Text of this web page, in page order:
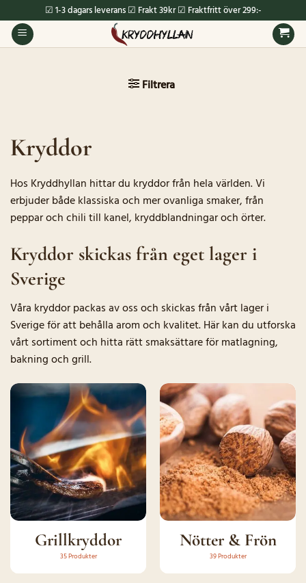
to
content
☑ 1-3 dagars leverans ☑ Frakt 39kr ☑ Fraktfritt över 299:-
Filtrera
Kryddor
Hos Kryddhyllan hittar du kryddor från hela världen. Vi
erbjuder både klassiska och mer ovanliga smaker, från
peppar och chili till kanel, kryddblandningar och örter.
Kryddor skickas från eget lager i
Sverige
Våra kryddor packas av oss och skickas från vårt lager i
Sverige för att behålla arom och kvalitet. Här kan du utforska
vårt sortiment och hitta rätt smaksättare för matlagning,
bakning och grill.
Grillkryddor
35 Produkter
Nötter & Frön
39 Produkter